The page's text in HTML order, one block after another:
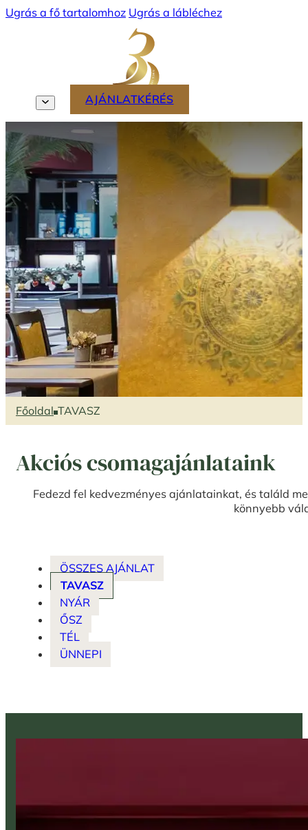
Ugrás a fő tartalomhoz Ugrás a lábléchez
TÖRZSVENDÉGPROGRAM
AJÁNLATKÉRÉS
Főoldal TAVASZ
Akciós csomagajánlataink
Fedezd fel kedvezményes ajánlatainkat, és találd
könnyebb
ÖSSZES AJÁNLAT
TAVASZ
NYÁR
ŐSZ
TÉL
ÜNNEPI